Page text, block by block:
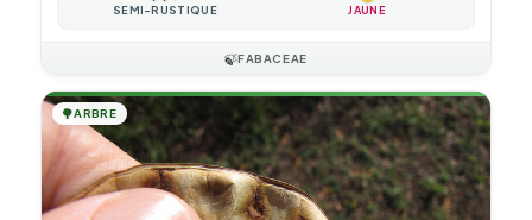
SEMI-RUSTIQUE JAUNE
🍃FABACEAE
🌳ARBRE